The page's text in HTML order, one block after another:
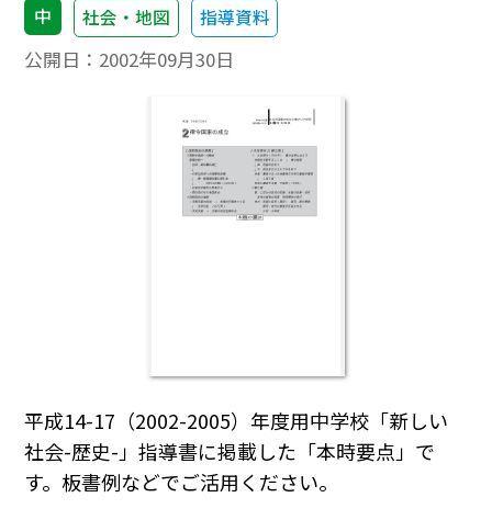
中 社会・地図 指導資料
公開日： 2002年09月30日
平成14-17（2002-2005）年度用中学校「新しい
社会-歴史-」指導書に掲載した「本時要点」で
す。板書例などでご活用ください。